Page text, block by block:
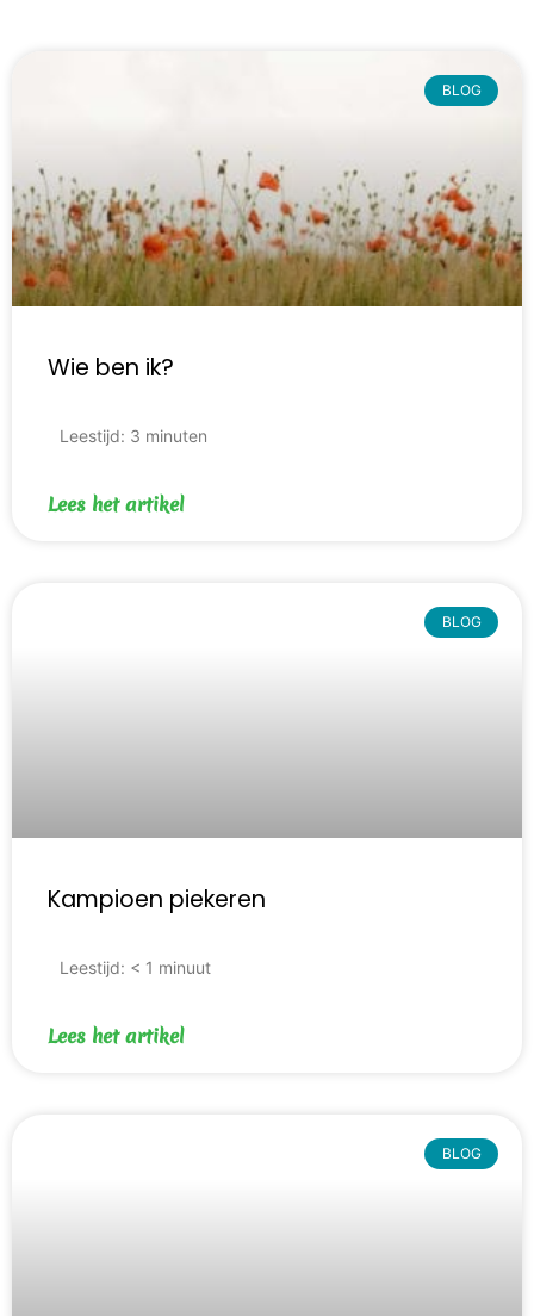
BLOG
Wie ben ik?
Leestijd: 3 minuten
Lees het artikel
BLOG
Kampioen piekeren
Leestijd: < 1 minuut
Lees het artikel
BLOG